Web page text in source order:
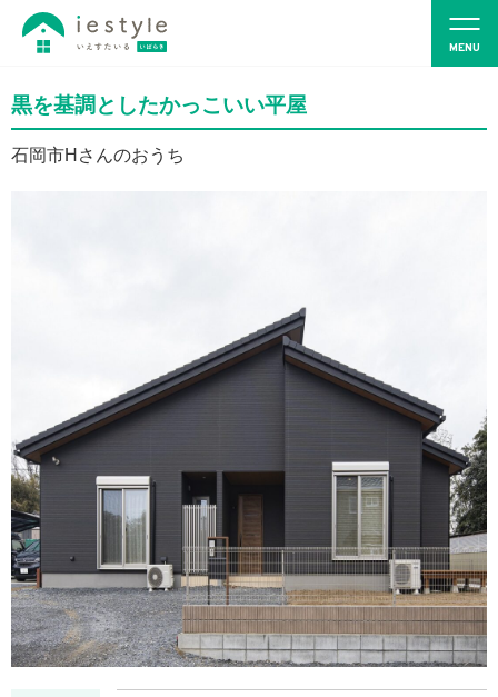
黒を基調としたかっこいい平屋
石岡市Hさんのおうち